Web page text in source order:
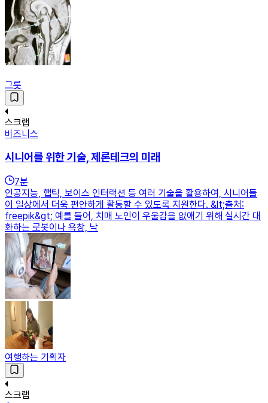
그릇
스크랩
비즈니스
시니어를 위한 기술, 제론테크의 미래
7분
인공지능, 햅틱, 보이스 인터랙션 등 여러 기술을 활용하여, 시니어들
이 일상에서 더욱 편안하게 활동할 수 있도록 지원한다. &lt;출처:
freepik&gt; 예를 들어, 치매 노인이 우울감을 없애기 위해 실시간 대
화하는 로봇이나 욕창, 낙
여행하는 기획자
스크랩